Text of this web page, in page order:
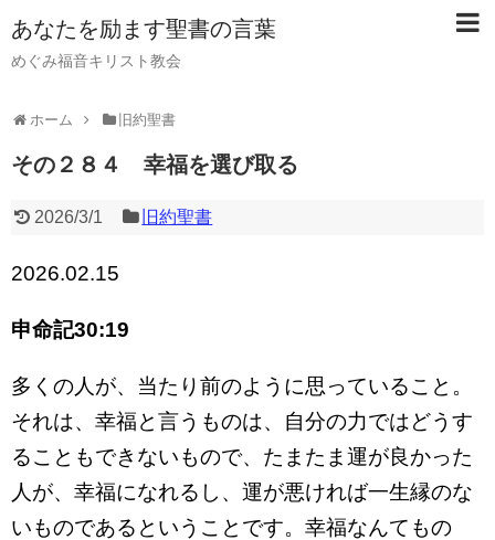
あなたを励ます聖書の言葉
めぐみ福音キリスト教会
ホーム 旧約聖書
その２８４ 幸福を選び取る
2026/3/1 旧約聖書
2026.02.15
申命記30:19
多くの人が、当たり前のように思っていること。
それは、幸福と言うものは、自分の力ではどうす
ることもできないもので、たまたま運が良かった
人が、幸福になれるし、運が悪ければ一生縁のな
いものであるということです。幸福なんてもの